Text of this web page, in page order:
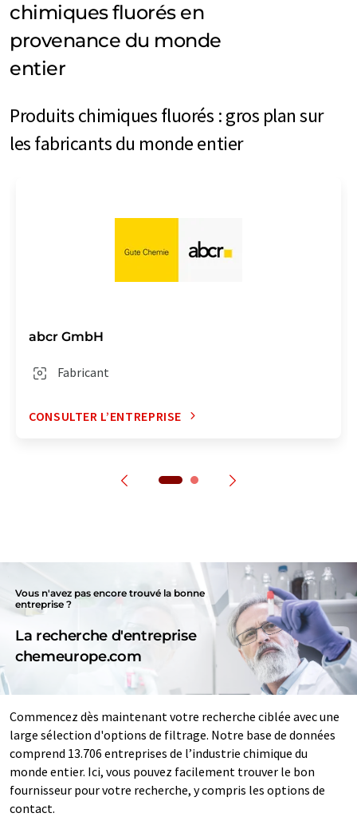
chimiques fluorés en
provenance du monde
entier
Produits chimiques fluorés : gros plan sur
les fabricants du monde entier
abcr GmbH
Fabricant
CONSULTER L’ENTREPRISE
Vous n'avez pas encore trouvé la bonne
entreprise ?
La recherche d'entreprise
chemeurope.com
Commencez dès maintenant votre recherche ciblée avec une
large sélection d'options de filtrage. Notre base de données
comprend 13.706 entreprises de l’industrie chimique du
monde entier. Ici, vous pouvez facilement trouver le bon
fournisseur pour votre recherche, y compris les options de
contact.